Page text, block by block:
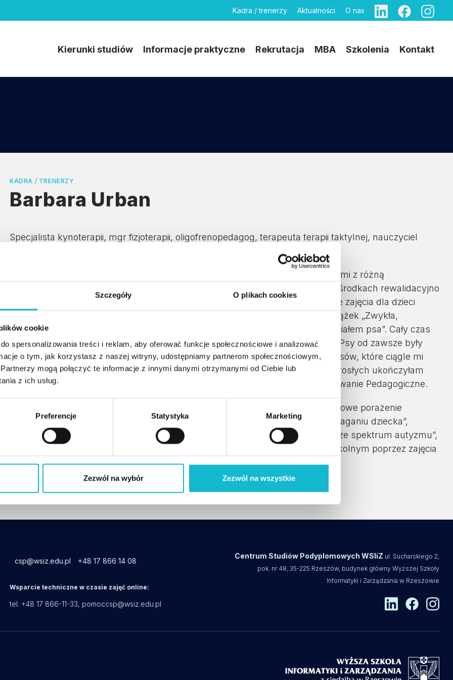
Szczegóły O plikach cookies
cookie
spersonalizowania treści i reklam, aby oferować funkcje społecznościowe i analizować
o tym, jak korzystasz z naszej witryny, udostępniamy partnerom społecznościowym,
mogą połączyć te informacje z innymi danymi otrzymanymi od Ciebie lub
z ich usług.
Preferencje Statystyka Marketing
Zezwól na wybór Zezwól na wszystkie
Kadra / trenerzy Aktualności O nas
Kierunki studiów Informacje praktyczne Rekrutacja MBA Szkolenia Kontakt
KADRA / TRENERZY
Barbara Urban
Specjalista kynoterapii, mgr fizjoterapii, oligofrenopedagog, terapeuta terapii taktylnej, nauczyciel
Od ponad 12 lat prowadzę zajęcia z udziałem psa. Pracuję z dziećmi i z dorosłymi z różną
niepełnosprawnością w szpitalach, hospicjach, ośrodkach rehabilitacyjnych, ośrodkach rewalidacyjno
– wychowawczych, śds, dps i na turnusach rehabilitacyjnych. Prowadzę także zajęcia dla dzieci
zdrowych w żłobkach, przedszkolach czy szkołach. Jestem także autorką książek „Zwykła,
niezwykła kraina kynoterapii” oraz „Piosenki, wierszyki i zabawy ruchowe z udziałem psa”. Cały czas
zdobywam wiedzę w różnych kursach i warsztatach razem ze swoimi psami. Psy od zawsze były
moją pasją. Trudno jest mi sobie wyobrazić jak by wyglądało moje życie bez psów, które ciągle mi
towarzyszą. Aby móc pracować z psem wspomagając rehabilitację dzieci i dorosłych ukończyłam
studia podyplomowe na kierunku Kynoterapia, które posiadają także Przygotowanie Pedagogiczne.
Zdobyłam także certyfikaty ukończenia warsztatów „Kynoterapia i MPD (mózgowe porażenie
dziecięce)”, „Kynoterapia w upośledzeniu umysłowym oraz wczesnym wspomaganiu dziecka”,
„Kynoterapia jako metoda wspomagająca terapię i edukację dzieci i młodzieży ze spektrum autyzmu”,
a także „Wspomaganie edukacji dziecka w wieku przedszkolnym i wczesnoszkolnym poprzez zajęcia
z psem” organizowanych przez Polskie Towarzystwo Kynoterapeutyczne.
csp@wsiz.edu.pl +48 17 866 14 08
Wsparcie techniczne w czasie zajęć online:
tel. +48 17 866-11-33, pomoccsp@wsiz.edu.pl
Centrum Studiów Podyplomowych WSIiZ ul. Sucharskiego 2,
pok. nr 48, 35-225 Rzeszów, budynek główny Wyższej Szkoły
Informatyki i Zarządzania w Rzeszowie